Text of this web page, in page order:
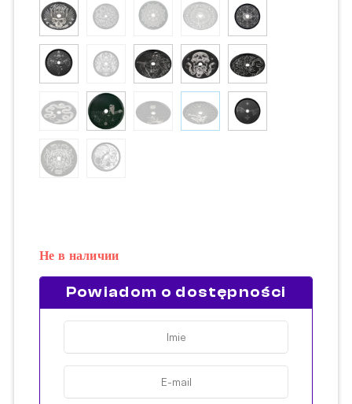
Не в наличии
Powiadom o dostępności